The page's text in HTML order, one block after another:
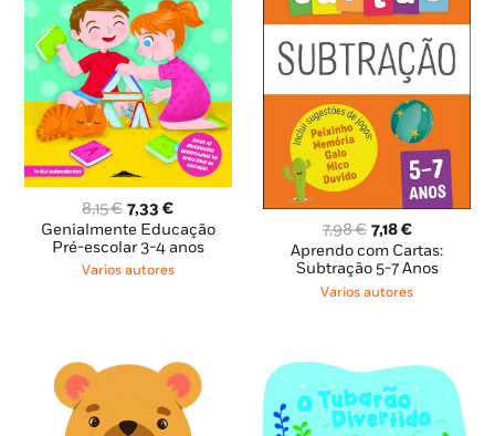
8,15€ O
preço
original
era:
7,33€O
preço
atual
é:
Genialmente Educação
Pré-escolar 3-4 anos
Varios autores
7,98€ O
preço
original
era:
7,18€O
preço
atual
é:
Aprendo com Cartas:
Subtração 5-7 Anos
Varios autores